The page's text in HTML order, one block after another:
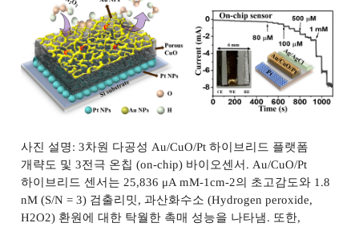
사진 설명: 3차원 다공성 Au/CuO/Pt하이브리드 플랫폼
개략도 및3전극 온칩(on-chip) 바이오센서. Au/CuO/Pt
하이브리드 센서는 25,836 μA mM-1cm-2의 초고감도와 1.8
nM (S/N = 3) 검출리밋,과산화수소(Hydrogen peroxide,
H2O2) 환원에 대한 탁월한 촉매 성능을 나타냄. 또한,